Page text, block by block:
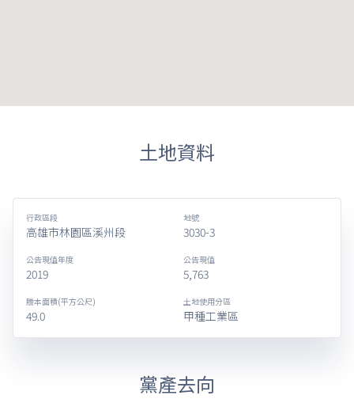
土地資料
行政區段
高雄市林園區溪州段
地號
3030-3
公告現值年度
2019
公告現值
5,763
謄本面積(平方公尺)
49.0
土地使用分區
甲種工業區
黨產去向